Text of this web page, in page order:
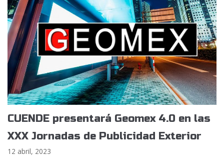
CUENDE presentará Geomex 4.0 en las
XXX Jornadas de Publicidad Exterior
12 abril, 2023